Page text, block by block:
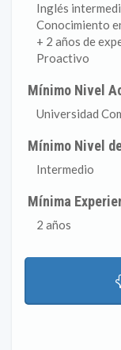
Inglés
Conocimiento
+ 2 años de
Proactivo
Mínimo Nivel
Universidad
Mínimo Nivel
Intermedio
Mínima
2 años